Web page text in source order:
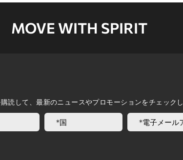
MOVE WITH SPIRIT
読して、最新のニュースやプロモーションをチェックし